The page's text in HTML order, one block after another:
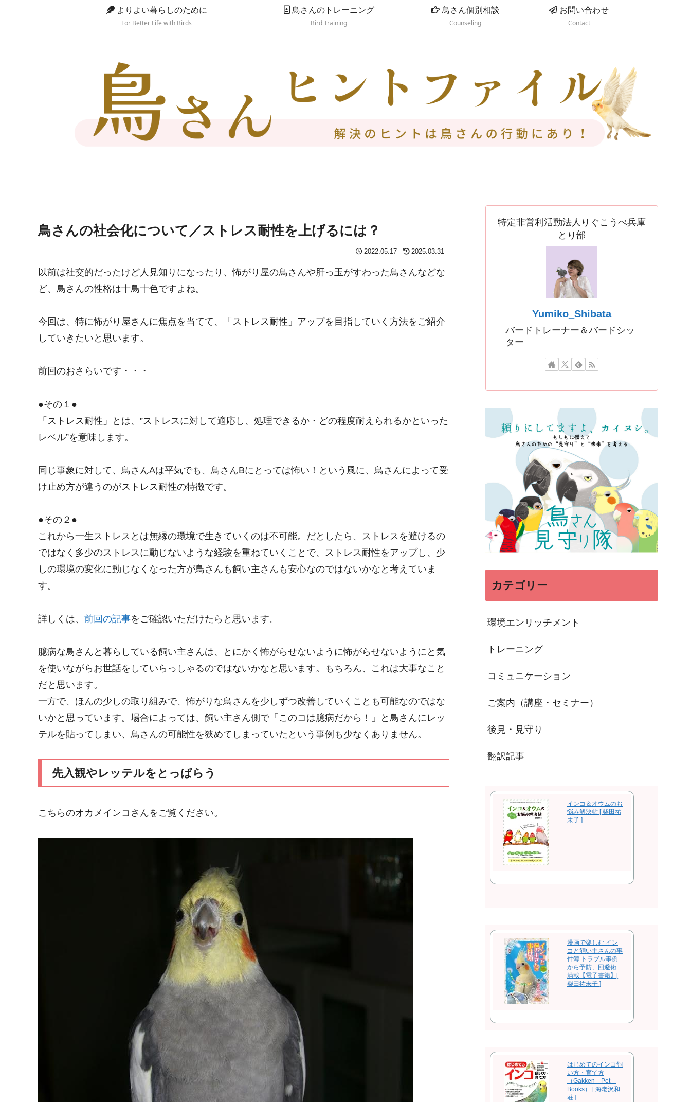
よりよい暮らしのために
For Better Life with Birds
鳥さんのトレーニング
Bird Training
鳥さん個別相談
Counseling
お問い合わせ
Contact
鳥さんの社会化について／ストレス耐性を上げるには？
2022.05.17 2025.03.31
以前は社交的だったけど人見知りになったり、怖がり屋の鳥さんや肝っ玉がすわった鳥さんなどな
ど、鳥さんの性格は十鳥十色ですよね。
今回は、特に怖がり屋さんに焦点を当てて、「ストレス耐性」アップを目指していく方法をご紹介
していきたいと思います。
前回のおさらいです・・・
●その１●
「ストレス耐性」とは、”ストレスに対して適応し、処理できるか・どの程度耐えられるかといった
レベル”を意味します。
同じ事象に対して、鳥さんAは平気でも、鳥さんBにとっては怖い！という風に、鳥さんによって受
け止め方が違うのがストレス耐性の特徴です。
●その２●
これから一生ストレスとは無縁の環境で生きていくのは不可能。だとしたら、ストレスを避けるの
ではなく多少のストレスに動じないような経験を重ねていくことで、ストレス耐性をアップし、少
しの環境の変化に動じなくなった方が鳥さんも飼い主さんも安心なのではないかなと考えていま
す。
詳しくは、 前回の記事をご確認いただけたらと思います。
臆病な鳥さんと暮らしている飼い主さんは、とにかく怖がらせないように怖がらせないようにと気
を使いながらお世話をしていらっしゃるのではないかなと思います。もちろん、これは大事なこと
だと思います。
一方で、ほんの少しの取り組みで、怖がりな鳥さんを少しずつ改善していくことも可能なのではな
いかと思っています。場合によっては、飼い主さん側で「このコは臆病だから！」と鳥さんにレッ
テルを貼ってしまい、鳥さんの可能性を狭めてしまっていたという事例も少なくありません。
先入観やレッテルをとっぱらう
こちらのオカメインコさんをご覧ください。
特定非営利活動法人りぐこうべ兵庫
とり部
Yumiko_Shibata
バードトレーナー＆バードシッ
ター
カテゴリー
環境エンリッチメント
トレーニング
コミュニケーション
ご案内（講座・セミナー）
後見・見守り
翻訳記事
インコ＆オウムのお
悩み解決帖 [ 柴田祐
未子 ]
漫画で楽しむ イン
コと飼い主さんの事
件簿 トラブル事例
から予防、回避術
満載【電子書籍】[
柴田祐未子 ]
はじめてのインコ飼
い方・育て方
（Gakken Pet
Books） [ 海老沢和
荘 ]